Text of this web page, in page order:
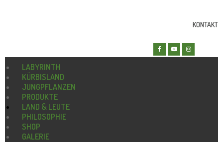
KONTAKT
LABYRINTH
KÜRBISLAND
JUNGPFLANZEN
PRODUKTE
LAND & LEUTE
PHILOSOPHIE
SHOP
GALERIE